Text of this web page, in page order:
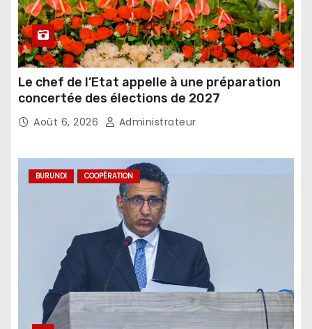
Le chef de l’Etat appelle à une préparation
concertée des élections de 2027
Août 6, 2026 Administrateur
BURUNDI COOPÉRATION